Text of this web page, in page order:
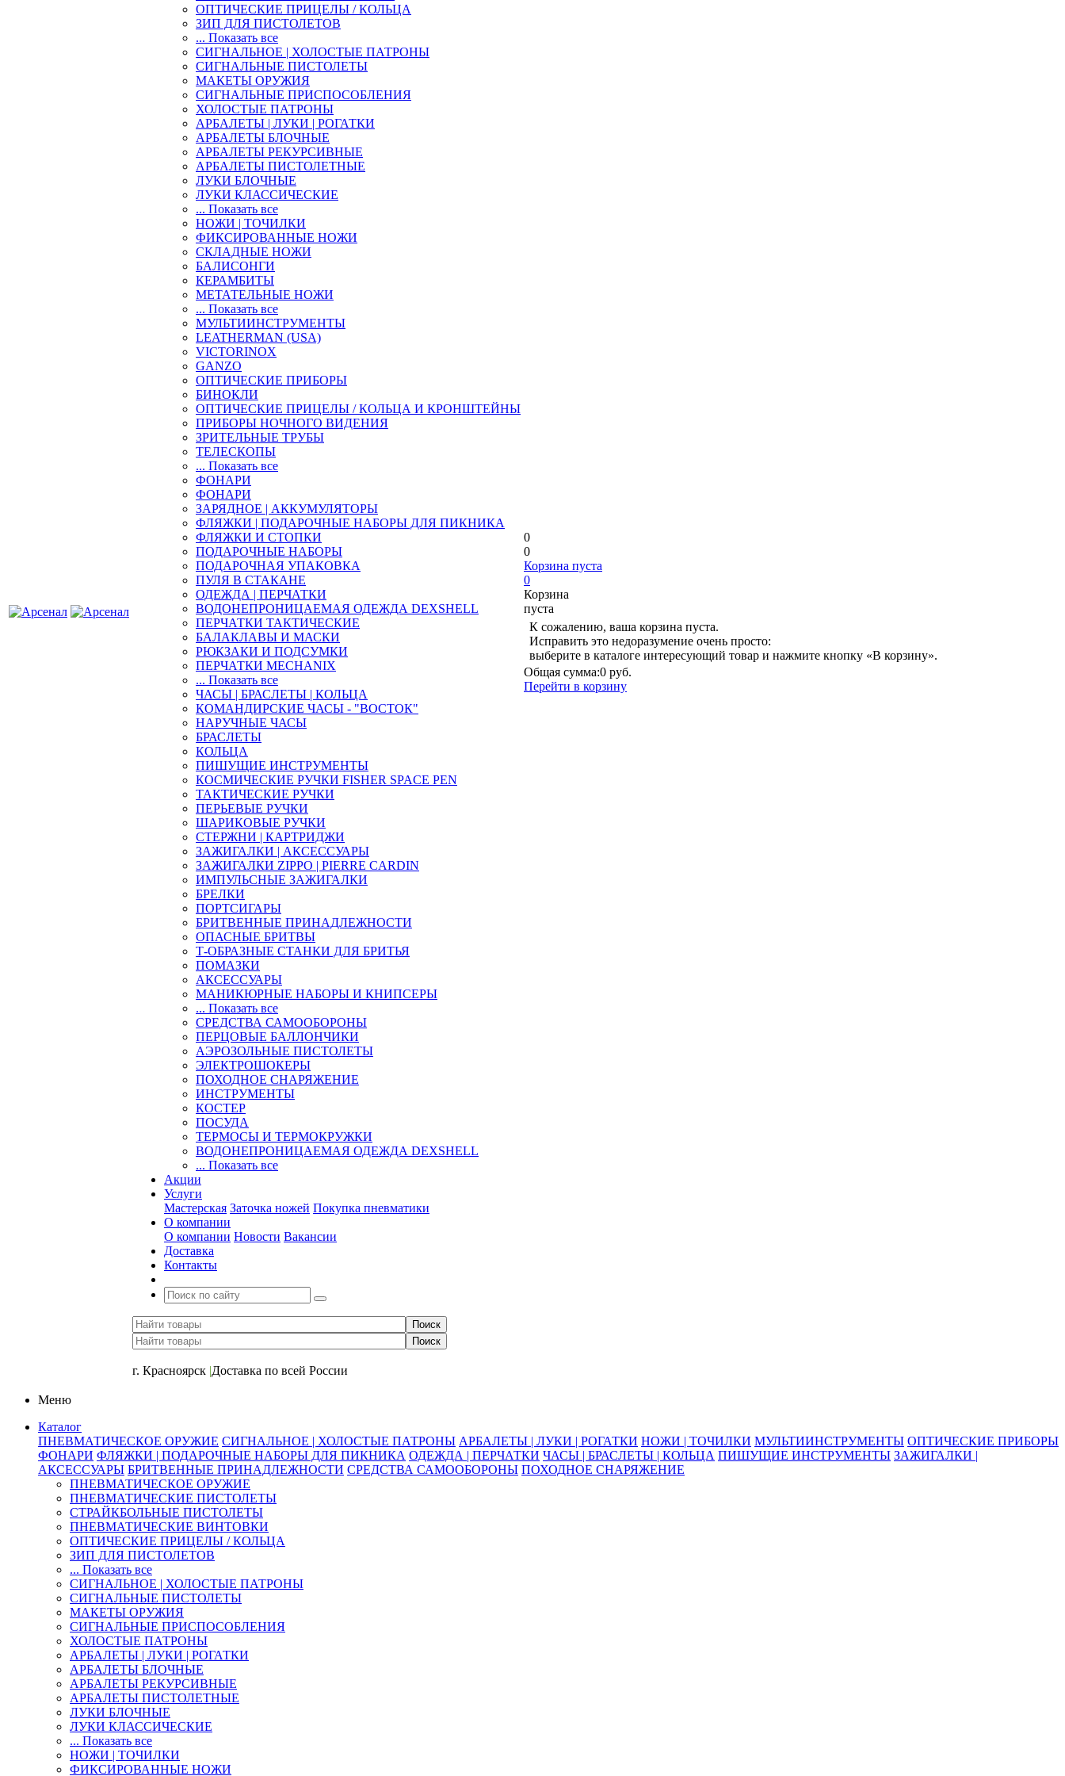
ОПТИЧЕСКИЕ ПРИЦЕЛЫ / КОЛЬЦА
ЗИП ДЛЯ ПИСТОЛЕТОВ
... Показать все
СИГНАЛЬНОЕ | ХОЛОСТЫЕ ПАТРОНЫ
СИГНАЛЬНЫЕ ПИСТОЛЕТЫ
МАКЕТЫ ОРУЖИЯ
СИГНАЛЬНЫЕ ПРИСПОСОБЛЕНИЯ
ХОЛОСТЫЕ ПАТРОНЫ
АРБАЛЕТЫ | ЛУКИ | РОГАТКИ
АРБАЛЕТЫ БЛОЧНЫЕ
АРБАЛЕТЫ РЕКУРСИВНЫЕ
АРБАЛЕТЫ ПИСТОЛЕТНЫЕ
ЛУКИ БЛОЧНЫЕ
ЛУКИ КЛАССИЧЕСКИЕ
... Показать все
НОЖИ | ТОЧИЛКИ
ФИКСИРОВАННЫЕ НОЖИ
СКЛАДНЫЕ НОЖИ
БАЛИСОНГИ
КЕРАМБИТЫ
МЕТАТЕЛЬНЫЕ НОЖИ
... Показать все
МУЛЬТИИНСТРУМЕНТЫ
LEATHERMAN (USA)
VICTORINOX
GANZO
ОПТИЧЕСКИЕ ПРИБОРЫ
БИНОКЛИ
ОПТИЧЕСКИЕ ПРИЦЕЛЫ / КОЛЬЦА И КРОНШТЕЙНЫ
ПРИБОРЫ НОЧНОГО ВИДЕНИЯ
ЗРИТЕЛЬНЫЕ ТРУБЫ
ТЕЛЕСКОПЫ
... Показать все
ФОНАРИ
ФОНАРИ
ЗАРЯДНОЕ | АККУМУЛЯТОРЫ
ФЛЯЖКИ | ПОДАРОЧНЫЕ НАБОРЫ ДЛЯ ПИКНИКА
ФЛЯЖКИ И СТОПКИ
ПОДАРОЧНЫЕ НАБОРЫ
ПОДАРОЧНАЯ УПАКОВКА
ПУЛЯ В СТАКАНЕ
ОДЕЖДА | ПЕРЧАТКИ
ВОДОНЕПРОНИЦАЕМАЯ ОДЕЖДА DEXSHELL
ПЕРЧАТКИ ТАКТИЧЕСКИЕ
БАЛАКЛАВЫ И МАСКИ
РЮКЗАКИ И ПОДСУМКИ
ПЕРЧАТКИ MECHANIX
... Показать все
ЧАСЫ | БРАСЛЕТЫ | КОЛЬЦА
КОМАНДИРСКИЕ ЧАСЫ - "ВОСТОК"
НАРУЧНЫЕ ЧАСЫ
БРАСЛЕТЫ
КОЛЬЦА
ПИШУЩИЕ ИНСТРУМЕНТЫ
КОСМИЧЕСКИЕ РУЧКИ FISHER SPACE PEN
ТАКТИЧЕСКИЕ РУЧКИ
ПЕРЬЕВЫЕ РУЧКИ
ШАРИКОВЫЕ РУЧКИ
СТЕРЖНИ | КАРТРИДЖИ
ЗАЖИГАЛКИ | АКСЕССУАРЫ
ЗАЖИГАЛКИ ZIPPO | PIERRE CARDIN
ИМПУЛЬСНЫЕ ЗАЖИГАЛКИ
БРЕЛКИ
ПОРТСИГАРЫ
БРИТВЕННЫЕ ПРИНАДЛЕЖНОСТИ
ОПАСНЫЕ БРИТВЫ
Т-ОБРАЗНЫЕ СТАНКИ ДЛЯ БРИТЬЯ
ПОМАЗКИ
АКСЕССУАРЫ
МАНИКЮРНЫЕ НАБОРЫ И КНИПСЕРЫ
... Показать все
СРЕДСТВА САМООБОРОНЫ
ПЕРЦОВЫЕ БАЛЛОНЧИКИ
АЭРОЗОЛЬНЫЕ ПИСТОЛЕТЫ
ЭЛЕКТРОШОКЕРЫ
ПОХОДНОЕ СНАРЯЖЕНИЕ
ИНСТРУМЕНТЫ
КОСТЕР
ПОСУДА
ТЕРМОСЫ И ТЕРМОКРУЖКИ
ВОДОНЕПРОНИЦАЕМАЯ ОДЕЖДА DEXSHELL
... Показать все
Акции
Услуги
Мастерская Заточка ножей Покупка пневматики
О компании
О компании Новости Вакансии
Доставка
Контакты
г. Красноярск |Доставка по всей России
0
0
Корзина пуста
0
Корзина
пуста
К сожалению, ваша корзина пуста.
Исправить это недоразумение очень просто:
выберите в каталоге интересующий товар и нажмите кнопку «В корзину».
Общая сумма:0 руб.
Перейти в корзину
Меню
Каталог
ПНЕВМАТИЧЕСКОЕ ОРУЖИЕ СИГНАЛЬНОЕ | ХОЛОСТЫЕ ПАТРОНЫ АРБАЛЕТЫ | ЛУКИ | РОГАТКИ НОЖИ | ТОЧИЛКИ МУЛЬТИИНСТРУМЕНТЫ ОПТИЧЕСКИЕ ПРИБОРЫ
ФОНАРИ ФЛЯЖКИ | ПОДАРОЧНЫЕ НАБОРЫ ДЛЯ ПИКНИКА ОДЕЖДА | ПЕРЧАТКИ ЧАСЫ | БРАСЛЕТЫ | КОЛЬЦА ПИШУЩИЕ ИНСТРУМЕНТЫ ЗАЖИГАЛКИ |
АКСЕССУАРЫ БРИТВЕННЫЕ ПРИНАДЛЕЖНОСТИ СРЕДСТВА САМООБОРОНЫ ПОХОДНОЕ СНАРЯЖЕНИЕ
ПНЕВМАТИЧЕСКОЕ ОРУЖИЕ
ПНЕВМАТИЧЕСКИЕ ПИСТОЛЕТЫ
СТРАЙКБОЛЬНЫЕ ПИСТОЛЕТЫ
ПНЕВМАТИЧЕСКИЕ ВИНТОВКИ
ОПТИЧЕСКИЕ ПРИЦЕЛЫ / КОЛЬЦА
ЗИП ДЛЯ ПИСТОЛЕТОВ
... Показать все
СИГНАЛЬНОЕ | ХОЛОСТЫЕ ПАТРОНЫ
СИГНАЛЬНЫЕ ПИСТОЛЕТЫ
МАКЕТЫ ОРУЖИЯ
СИГНАЛЬНЫЕ ПРИСПОСОБЛЕНИЯ
ХОЛОСТЫЕ ПАТРОНЫ
АРБАЛЕТЫ | ЛУКИ | РОГАТКИ
АРБАЛЕТЫ БЛОЧНЫЕ
АРБАЛЕТЫ РЕКУРСИВНЫЕ
АРБАЛЕТЫ ПИСТОЛЕТНЫЕ
ЛУКИ БЛОЧНЫЕ
ЛУКИ КЛАССИЧЕСКИЕ
... Показать все
НОЖИ | ТОЧИЛКИ
ФИКСИРОВАННЫЕ НОЖИ